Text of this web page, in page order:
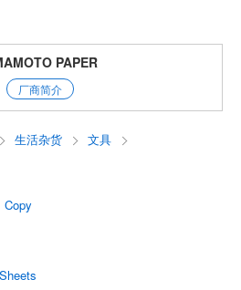
PAPER
厂商简介
生活杂货
文具
Copy